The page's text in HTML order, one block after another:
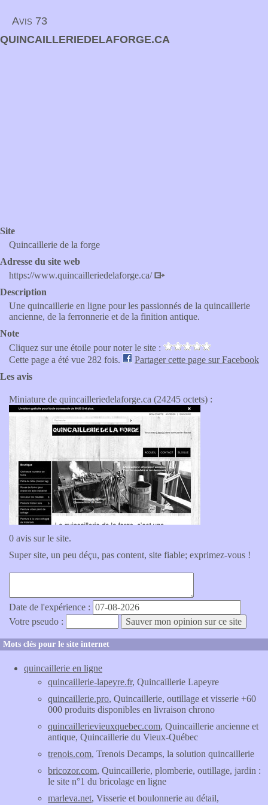
Avis 73
QUINCAILLERIEDELAFORGE.CA
Site
Quincaillerie de la forge
Adresse du site web
https://www.quincailleriedelaforge.ca/
Description
Une quincaillerie en ligne pour les passionnés de la quincaillerie
ancienne, de la ferronnerie et de la finition antique.
Note
Cliquez sur une étoile pour noter le site :
Cette page a été vue 282 fois.
Partager cette page sur Facebook
Les avis
Miniature de quincailleriedelaforge.ca (24245 octets) :
0 avis sur le site.
Super site, un peu déçu, pas content, site fiable; exprimez-vous !
Date de l'expérience :
Votre pseudo :
Mots clés pour le site internet
quincaillerie en ligne
quincaillerie-lapeyre.fr, Quincaillerie Lapeyre
quincaillerie.pro, Quincaillerie, outillage et visserie +60
000 produits disponibles en livraison chrono
quincaillerievieuxquebec.com, Quincaillerie ancienne et
antique, Quincaillerie du Vieux-Québec
trenois.com, Trenois Decamps, la solution quincaillerie
bricozor.com, Quincaillerie, plomberie, outillage, jardin :
le site n°1 du bricolage en ligne
marleva.net, Visserie et boulonnerie au détail,